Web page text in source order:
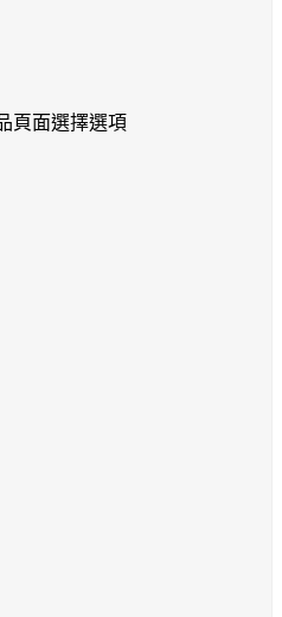
頁面選擇選項